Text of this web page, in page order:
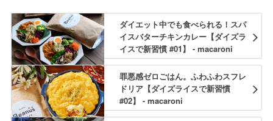
ダイエット中でも食べられる！スパ
イスバターチキンカレー【ダイズラ
イスで新習慣 #01】 - macaroni
罪悪感ゼロごはん。ふわふわスフレ
ドリア【ダイズライスで新習慣
#02】 - macaroni